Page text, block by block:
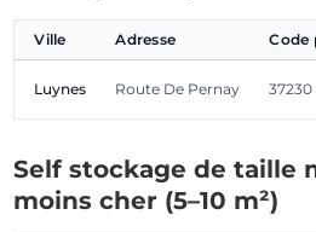
Ville Adresse Code
Luynes Route De Pernay 37230
Self stockage de taille
moins cher (5–10 m²)